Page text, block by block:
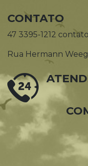
CONTATO
47 3395-1212
Rua Hermann